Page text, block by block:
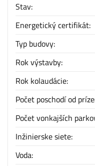
Stav:
Energetický certifikát:
Typ budovy:
Rok výstavby:
Rok kolaudácie:
Počet poschodí od
Počet vonkajších
Inžinierske siete:
Voda: